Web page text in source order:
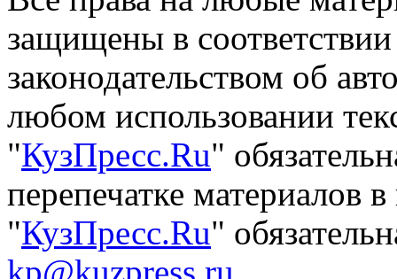
защищены в
законодательством об
любом использовании
"КузПресс.Ru"
перепечатке материалов
"КузПресс.Ru"